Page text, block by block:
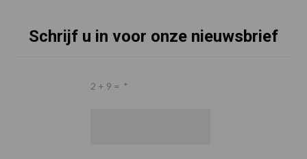
Schrijf u in voor onze nieuwsbrief
2 + 9 = *